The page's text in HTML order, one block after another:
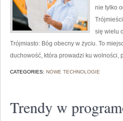
nie tylko
się wielu
Trójmiasto: Bóg obecny w życiu. To
duchowość, która prowadzi ku wolności,
CATEGORIES: NOWE TECHNOLOGIE
Trendy w